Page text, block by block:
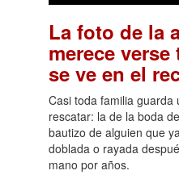
La foto de la
merece
se ve en el
Casi toda familia
rescatar: la de la boda
bautizo de alguien que
doblada o rayada
mano por años.